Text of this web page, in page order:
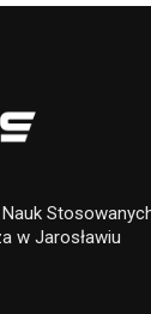
w Jarosławiu